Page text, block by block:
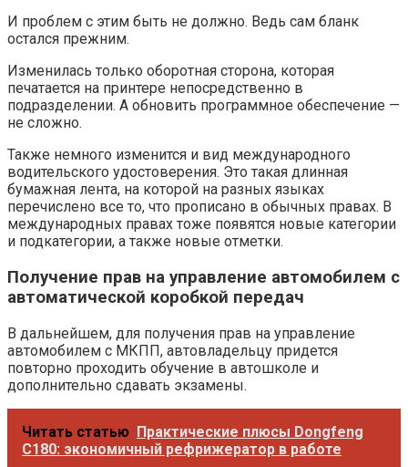
И проблем с этим быть не должно. Ведь сам бланк
остался прежним.
Изменилась только оборотная сторона, которая
печатается на принтере непосредственно в
подразделении. А обновить программное обеспечение —
не сложно.
Также немного изменится и вид международного
водительского удостоверения. Это такая длинная
бумажная лента, на которой на разных языках
перечислено все то, что прописано в обычных правах. В
международных правах тоже появятся новые категории
и подкатегории, а также новые отметки.
Получение прав на управление автомобилем с
автоматической коробкой передач
В дальнейшем, для получения прав на управление
автомобилем с МКПП, автовладельцу придется
повторно проходить обучение в автошколе и
дополнительно сдавать экзамены.
Читать статью Практические плюсы Dongfeng
C180: экономичный рефрижератор в работе